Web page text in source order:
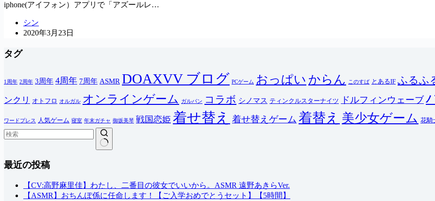
iphone(アイフォン）アプリで「アズールレ…
シン
2020年3月23日
タグ
1周年 2周年 3周年 4周年 7周年 ASMR DOAXVV ブログ PCゲーム おっぱい からん このすば とあるIF ふるふ
ンクリ オトフロ オルガル オンラインゲーム ガルパン コラボ シノマス ティンクルスターナイツ ドルフィンウェーブ
ワードプレス 人気ゲーム 寝室 年末ガチャ 御坂美琴 戦国恋姫 着せ替え 着せ替えゲーム 着替え 美少女ゲーム 花騎
果
最近の投稿
【CV:高野麻里佳】わたし、二番目の彼女でいいから。ASMR 遠野あきらVer.
【ASMR】おちんぽ係に任命します！【ご入学おめでとうセット】【5時間】